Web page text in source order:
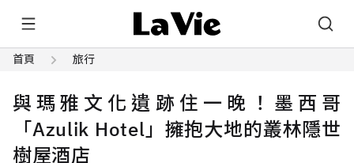
首頁 旅行
與瑪雅文化遺跡住一晚！墨西哥
「Azulik Hotel」擁抱大地的叢林隱世
樹屋酒店